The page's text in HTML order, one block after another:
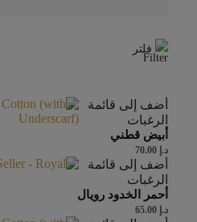
فلتر
أضف إلى قائمة
الرغبات
أبيض قطني
د.إ
أضف إلى قائمة
الرغبات
أحمر الخدود رويال
د.إ